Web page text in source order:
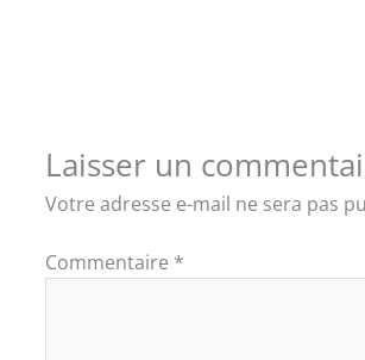
Laisser un
Votre adresse e-mail ne sera pas
Commentaire *